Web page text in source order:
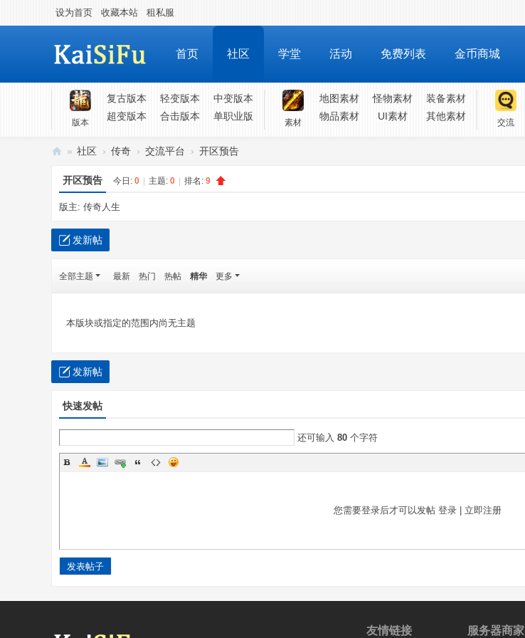
设为首页 收藏本站 租私服
首页 社区 学堂 活动 免费列表 金币商城
版本
复古版本 轻变版本
中变版本
超变版本
合击版本 单职业版
素材
地图素材 怪物素材
装备素材
物品素材
UI素材 其他素材
交流
斯
福
各
类
游
、
材
» 社区 › 传奇 › 交流平台 › 开区预告
开区预告 今日: 0 主题: 0 排名: 9
版主: 传奇人生
发新帖
全部主题 最新 热门 热帖 精华 更多
本版块或指定的范围内尚无主题
发新帖
快速发帖
还可输入 80 个字符
您需要登录后才可以发帖 登录 立即注册
发表帖子
友情链接 服务器商家